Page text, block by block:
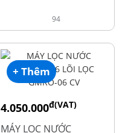
94
+ Thêm
4.050.000đ(VAT)
5.250.000
MÁY LỌC NƯỚC